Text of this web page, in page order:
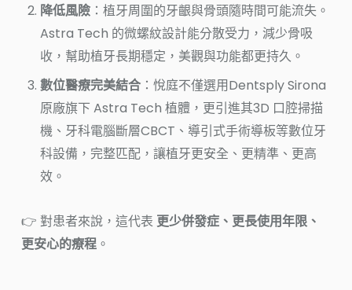
降低風險：植牙周圍的牙齦與骨頭隨時間可能流失。
Astra Tech 的微螺紋設計能分散受力，減少骨吸
收，幫助植牙長期穩定，美觀與功能都更持久。
數位醫療完美結合：悅庭不僅選用Dentsply Sirona
原廠旗下 Astra Tech 植體，更引進其3D 口腔掃描
機、牙科電腦斷層CBCT、導引式手術導板等數位牙
科設備，完整匹配，讓植牙更安全、更精準、更高
效。
👉 對患者來說，這代表更少併發症、更長使用年限、
更安心的療程。